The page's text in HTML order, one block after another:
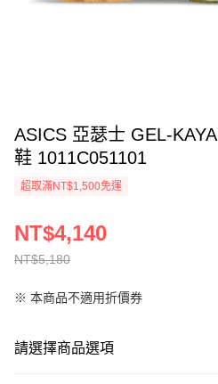
ASICS 亞瑟士 GEL-
鞋 1011C051101
超取滿NT$1,500免運
NT$5,180
NT$4,140
※ 本商品不適用折價券
請選擇商品選項